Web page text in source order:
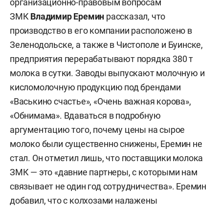
организационно-правовым вопросам
ЗМК Владимир Еремин рассказал, что
производство в его компании расположено в
Зеленодольске, а также в Чистополе и Буинске,
предприятия перерабатывают порядка 380 т
молока в сутки. Заводы выпускают молочную и
кисломолочную продукцию под брендами
«Васькино счастье», «Очень важная корова»,
«Обнимама». Вдаваться в подробную
аргументацию того, почему цены на сырое
молоко были существенно снижены, Еремин не
стал. Он отметил лишь, что поставщики молока
ЗМК — это «давние партнеры, с которыми нам
связывает не один год сотрудничества». Еремин
добавил, что с колхозами налажены